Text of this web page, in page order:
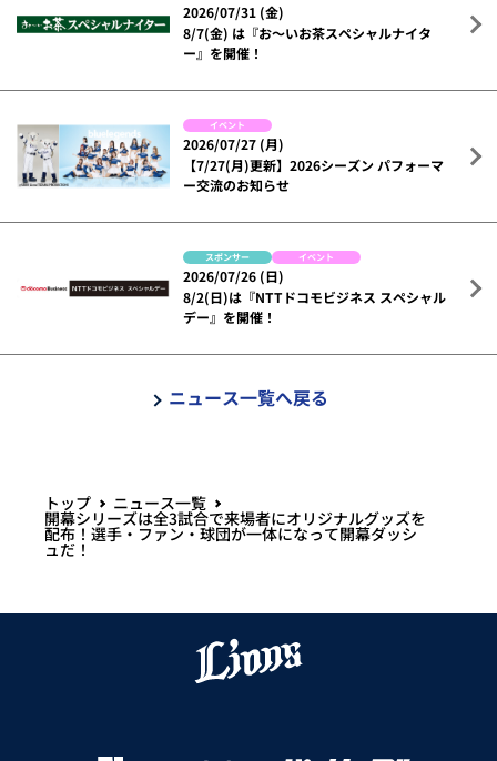
2026/07/31 (金)
8/7(金) は『お～いお茶スペシャルナイタ
ー』を開催！
イベント
2026/07/27 (月)
【7/27(月)更新】2026シーズン パフォーマ
ー交流のお知らせ
スポンサー イベント
2026/07/26 (日)
8/2(日)は『NTTドコモビジネス スペシャル
デー』を開催！
ニュース一覧へ戻る
トップ ニュース一覧
開幕シリーズは全3試合で来場者にオリジナルグッズを
配布！選手・ファン・球団が一体になって開幕ダッシ
ュだ！